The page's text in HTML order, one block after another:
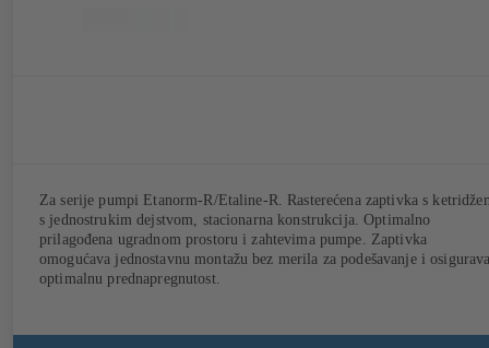
Za serije pumpi Etanorm-R/Etaline-R. Rasterećena zaptivka s
s jednostrukim dejstvom, stacionarna konstrukcija. Optimalno
prilagođena ugradnom prostoru i zahtevima pumpe. Zaptivka
omogućava jednostavnu montažu bez merila za podešavanje i
optimalnu prednapregnutost.